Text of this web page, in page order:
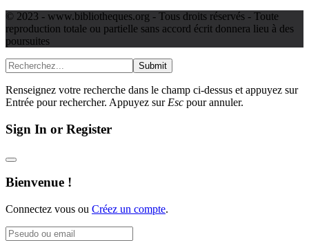
© 2023 - www.bibliotheques.org - Tous droits réservés - Toute
reproduction totale ou partielle sans accord écrit donnera lieu à des
poursuites
Submit
Renseignez votre recherche dans le champ ci-dessus et appuyez sur
Entrée pour rechercher. Appuyez sur Esc pour annuler.
Sign In or Register
Bienvenue !
Connectez vous ou Créez un compte.